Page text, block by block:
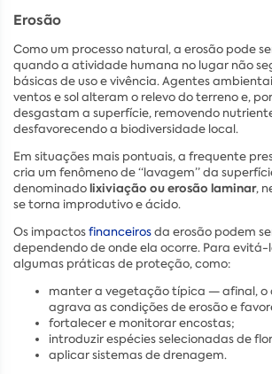
Erosão
Como um processo natural, a erosão pode
quando a atividade humana no lugar não
básicas de uso e vivência. Agentes
ventos e sol alteram o relevo do terreno e,
desgastam a superfície, removendo
desfavorecendo a biodiversidade local.
Em situações mais pontuais, a frequente
cria um fenômeno de “lavagem” da
denominadolixiviação ou erosão laminar,
se torna improdutivo e ácido.
Os impactosfinanceirosda erosão podem
dependendo de onde ela ocorre. Para evitá-
algumas práticas de proteção, como:
manter a vegetação típica — afinal,
agrava as condições de erosão e
fortalecer e monitorar encostas;
introduzir espécies selecionadas de
aplicar sistemas de drenagem.